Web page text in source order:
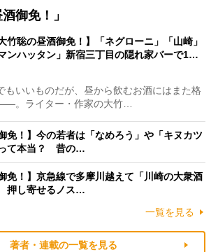
御免！」
大竹聡の昼酒御免！】「ネグローニ」「山崎」
マンハッタン」新宿三丁目の隠れ家バーで1…
いいものだが、昼から飲むお酒にはまた格
。ライター・作家の大竹…
免！】今の若者は「なめろう」や「キヌカツ
て本当？ 昔の…
免！】京急線で多摩川越えて「川崎の大衆酒
押し寄せるノス…
一覧を見る
著者・連載の一覧を見る